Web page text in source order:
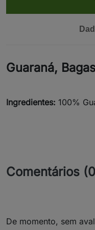
Guaraná,
Ingredientes: 100%
Comentários
De momento, sem